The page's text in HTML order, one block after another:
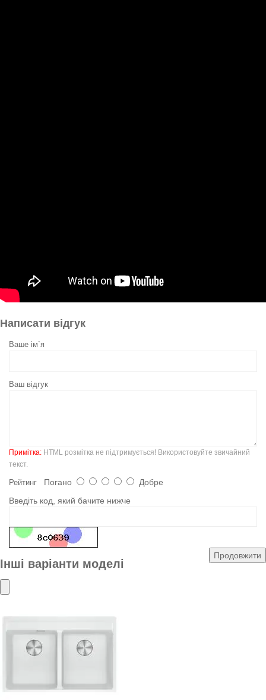
Написати відгук
Ваше ім`я
Ваш відгук
Примітка: HTML розмітка не підтримується! Використовуйте звичайний
текст.
Рейтинг Погано
Добре
Введіть код, який бачите нижче
Продовжити
Інші варіанти моделі